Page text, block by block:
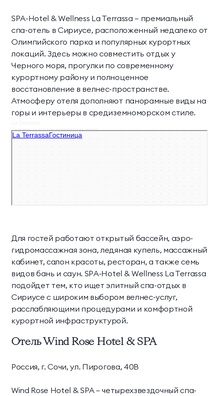
SPA-Hotel & Wellness La Terrassa — премиальный
спа-отель в Сириусе, расположенный недалеко от
Олимпийского парка и популярных курортных
локаций. Здесь можно совместить отдых у
Черного моря, прогулки по современному
курортному району и полноценное
восстановление в велнес-пространстве.
Атмосферу отеля дополняют панорамные виды на
горы и интерьеры в средиземноморском стиле.
Гостиница в Краснодарском крае
Для гостей работают открытый бассейн, аэро-
гидромассажная зона, ледяная купель, массажный
кабинет, салон красоты, ресторан, а также семь
видов бань и саун. SPA-Hotel & Wellness La Terrassa
подойдет тем, кто ищет элитный спа-отдых в
Сириусе с широким выбором велнес-услуг,
расслабляющими процедурами и комфортной
курортной инфраструктурой.
Отель Wind Rose Hotel & SPA
Россия, г. Сочи, ул. Пирогова, 40В
Wind Rose Hotel & SPA — четырехзвездочный спа-